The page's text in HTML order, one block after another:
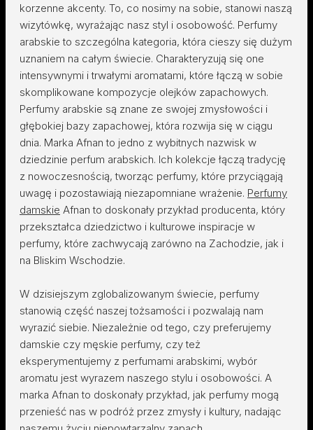
korzenne akcenty. To, co nosimy na sobie, stanowi naszą
wizytówkę, wyrażając nasz styl i osobowość. Perfumy
arabskie to szczególna kategoria, która cieszy się dużym
uznaniem na całym świecie. Charakteryzują się one
intensywnymi i trwałymi aromatami, które łączą w sobie
skomplikowane kompozycje olejków zapachowych.
Perfumy arabskie są znane ze swojej zmysłowości i
głębokiej bazy zapachowej, która rozwija się w ciągu
dnia. Marka Afnan to jedno z wybitnych nazwisk w
dziedzinie perfum arabskich. Ich kolekcje łączą tradycję
z nowoczesnością, tworząc perfumy, które przyciągają
uwagę i pozostawiają niezapomniane wrażenie. Perfumy
damskie Afnan to doskonały przykład producenta, który
przekształca dziedzictwo i kulturowe inspiracje w
perfumy, które zachwycają zarówno na Zachodzie, jak i
na Bliskim Wschodzie.
W dzisiejszym zglobalizowanym świecie, perfumy
stanowią część naszej tożsamości i pozwalają nam
wyrazić siebie. Niezależnie od tego, czy preferujemy
damskie czy męskie perfumy, czy też
eksperymentujemy z perfumami arabskimi, wybór
aromatu jest wyrazem naszego stylu i osobowości. A
marka Afnan to doskonały przykład, jak perfumy mogą
przenieść nas w podróż przez zmysły i kultury, nadając